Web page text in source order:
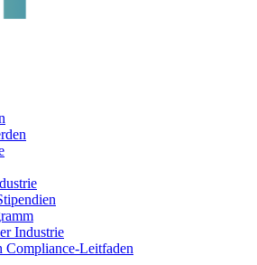
Industrie
Compliance-Leitfaden